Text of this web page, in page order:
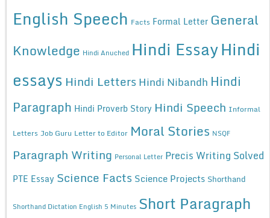
English Speech Facts Formal Letter General
Knowledge Hindi Anuched Hindi EssayHindi
essays Hindi Letters Hindi Nibandh Hindi
Paragraph Hindi Proverb Story Hindi Speech Informal
Letters Job Guru Letter to Editor Moral Stories NSQF
Paragraph Writing Personal Letter Precis Writing Solved
PTE Essay Science Facts Science Projects Shorthand
Shorthand Dictation English 5 Minutes Short Paragraph